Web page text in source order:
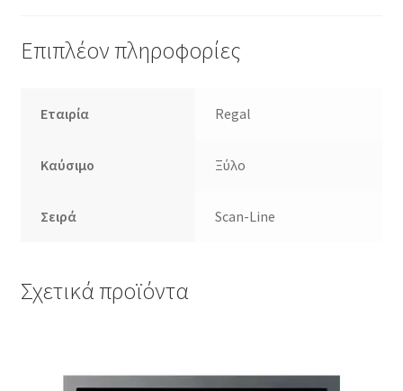
Επιπλέον πληροφορίες
Εταιρία Regal
Καύσιμο Ξύλο
Σειρά Scan-Line
Σχετικά προϊόντα